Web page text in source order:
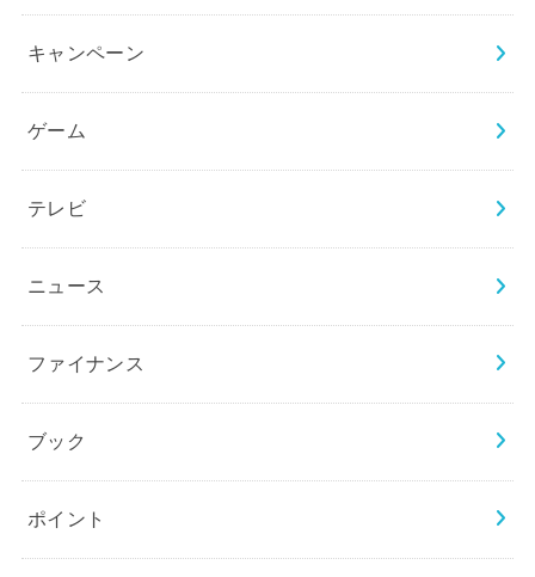
キャンペーン
ゲーム
テレビ
ニュース
ファイナンス
ブック
ポイント